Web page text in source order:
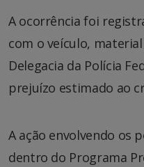
A ocorrência foi
com o veículo,
Delegacia da Polícia
prejuízo estimado ao
A ação envolvendo os
dentro do Programa